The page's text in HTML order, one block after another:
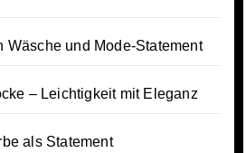
Wäsche und Mode-Statement
– Leichtigkeit mit Eleganz
als Statement